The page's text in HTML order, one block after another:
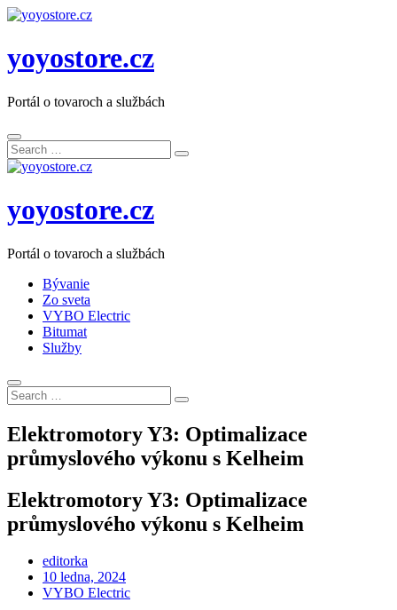
yoyostore.cz
Portál o tovaroch a službách
Search
for:
Search
yoyostore.cz
Portál o tovaroch a službách
Bývanie
Zo sveta
VYBO Electric
Bitumat
Služby
Search
for:
Search
Elektromotory Y3: Optimalizace
průmyslového výkonu s Kelheim
Elektromotory Y3: Optimalizace
průmyslového výkonu s Kelheim
editorka
Posted
on
10 ledna, 2024
VYBO Electric